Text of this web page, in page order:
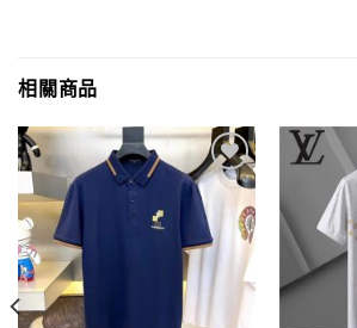
相關商品
Add to
wishlist